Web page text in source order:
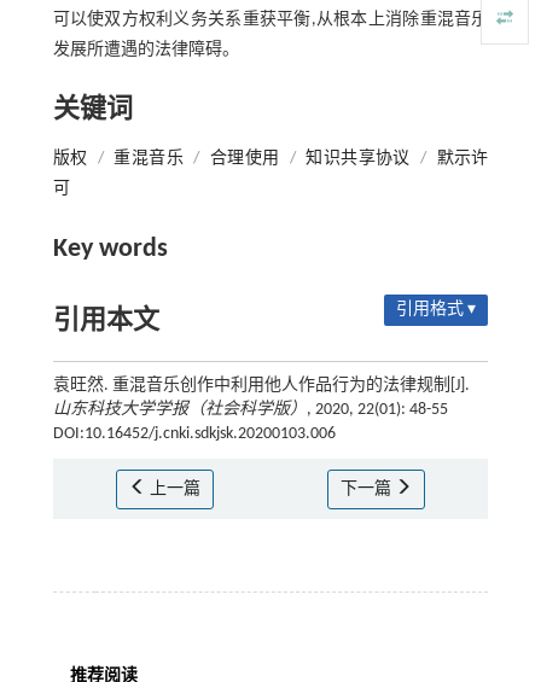
可以使双方权利义务关系重获平衡,从根本上消除重混音乐
发展所遭遇的法律障碍。
关键词
版权 / 重混音乐 / 合理使用 / 知识共享协议 / 默示许
可
Key words
引用本文 引用格式 ▾
袁旺然. 重混音乐创作中利用他人作品行为的法律规制[J].
山东科技大学学报（社会科学版） , 2020, 22(01): 48-55
DOI:10.16452/j.cnki.sdkjsk.20200103.006
上一篇 下一篇